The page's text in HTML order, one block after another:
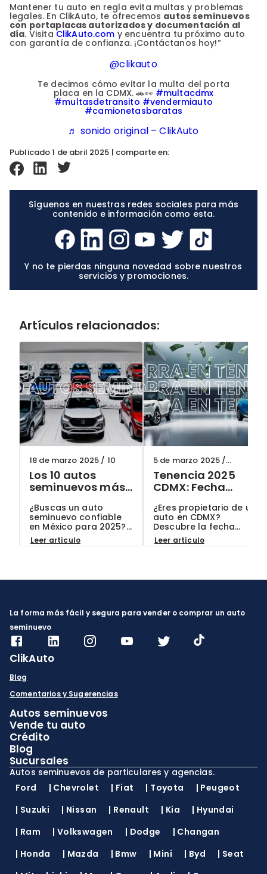
Mantener tu auto en regla evita multas y problemas
legales. En ClikAuto, te ofrecemos autos seminuevos
con portaplacas autorizados y documentación al
día. Visita ClikAuto.com y encuentra tu próximo auto
con garantía de confianza. ¡Contáctanos hoy!”
@clikauto
Te decimos cómo evitar la multa del porta
placa en la CDMX. 🚗👀 #multacdmx
#multasdetransito #vendermiauto
#camionetasbaratas
♬ sonido original – ClikAuto
Publicado 1 de abril 2025 | comparte en:
Síguenos en nuestras redes sociales para más
contenido e información como esta.
Y no te pierdas ninguna novedad sobre nuestros
servicios y promociones.
Artículos relacionados:
18 de marzo 2025 / 10
Los 10 autos
seminuevos más
México para 2025:
Guía actualizada
¿Buscas un auto
seminuevo confiable
en México para 2025?
Conoce los 10 modelos
más recomendados
ofrecemos garantías
Leer artículo
5 de marzo 2025 /
Tenencia 2025
CDMX: Fecha
descuento y
cómo ahorrar
¿Eres propietario de un
auto en CDMX?
Descubre la fecha
límite para obtener el
descuento de tenencia
tu auto en regla.
Leer artículo
La forma más fácil y segura para vender o comprar un auto
seminuevo
ClikAuto
Blog
Comentarios y Sugerencias
Autos seminuevos
Vende tu auto
Crédito
Blog
Sucursales
Autos seminuevos de particulares y agencias.
Ford
| Chevrolet | Fiat | Toyota | Peugeot
| Suzuki | Nissan | Renault | Kia | Hyundai
| Ram | Volkswagen | Dodge | Changan
| Honda | Mazda | Bmw | Mini | Byd | Seat